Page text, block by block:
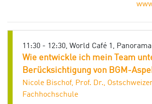
11:30 - 12:30, World Café 1, Panorama
Wie entwickle ich mein Team
Berücksichtigung von BGM-
Nicole Bischof, Prof. Dr.,
Fachhochschule